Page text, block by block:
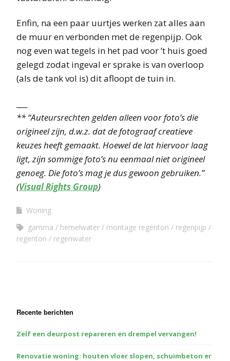
Enfin, na een paar uurtjes werken zat alles aan
de muur en verbonden met de regenpijp. Ook
nog even wat tegels in het pad voor ’t huis goed
gelegd zodat ingeval er sprake is van overloop
(als de tank vol is) dit afloopt de tuin in.
** “Auteursrechten gelden alleen voor foto’s die
origineel zijn, d.w.z. dat de fotograaf creatieve
keuzes heeft gemaakt. Hoewel de lat hiervoor laag
ligt, zijn sommige foto’s nu eenmaal niet origineel
genoeg. Die foto’s mag je dus gewoon gebruiken.”
(Visual Rights Group)
Woning
gamma
hemelwater montage regenton
regenpijp
regenton
regenwater
Recente berichten
Zelf een deurpost repareren en drempel vervangen!
Renovatie woning: houten vloer slopen, schuimbeton er